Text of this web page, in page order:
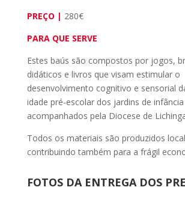
PREÇO | 280€
PARA QUE SERVE
Estes baús são compostos por jogos,
didáticos e livros que visam estimular o
desenvolvimento cognitivo e sensorial
idade pré-escolar dos jardins de infância
acompanhados pela Diocese de
Todos os materiais são produzidos
contribuindo também para a frágil
FOTOS DA ENTREGA DOS